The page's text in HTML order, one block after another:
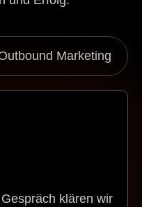
Marketing
klären wir